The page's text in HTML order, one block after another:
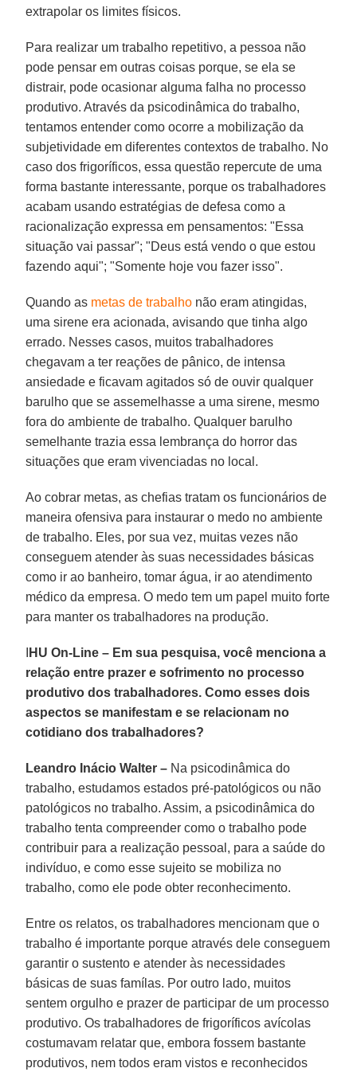
extrapolar os limites físicos.
Para realizar um trabalho repetitivo, a pessoa não
pode pensar em outras coisas porque, se ela se
distrair, pode ocasionar alguma falha no processo
produtivo. Através da psicodinâmica do trabalho,
tentamos entender como ocorre a mobilização da
subjetividade em diferentes contextos de trabalho. No
caso dos frigoríficos, essa questão repercute de uma
forma bastante interessante, porque os trabalhadores
acabam usando estratégias de defesa como a
racionalização expressa em pensamentos: "Essa
situação vai passar"; "Deus está vendo o que estou
fazendo aqui"; "Somente hoje vou fazer isso".
Quando as metas de trabalho não eram atingidas,
uma sirene era acionada, avisando que tinha algo
errado. Nesses casos, muitos trabalhadores
chegavam a ter reações de pânico, de intensa
ansiedade e ficavam agitados só de ouvir qualquer
barulho que se assemelhasse a uma sirene, mesmo
fora do ambiente de trabalho. Qualquer barulho
semelhante trazia essa lembrança do horror das
situações que eram vivenciadas no local.
Ao cobrar metas, as chefias tratam os funcionários de
maneira ofensiva para instaurar o medo no ambiente
de trabalho. Eles, por sua vez, muitas vezes não
conseguem atender às suas necessidades básicas
como ir ao banheiro, tomar água, ir ao atendimento
médico da empresa. O medo tem um papel muito forte
para manter os trabalhadores na produção.
HU On-Line – Em sua pesquisa, você menciona a
relação entre prazer e sofrimento no processo
produtivo dos trabalhadores. Como esses dois
aspectos se manifestam e se relacionam no
cotidiano dos trabalhadores?
Leandro Inácio Walter – Na psicodinâmica do
trabalho, estudamos estados pré-patológicos ou não
patológicos no trabalho. Assim, a psicodinâmica do
trabalho tenta compreender como o trabalho pode
contribuir para a realização pessoal, para a saúde do
indivíduo, e como esse sujeito se mobiliza no
trabalho, como ele pode obter reconhecimento.
Entre os relatos, os trabalhadores mencionam que o
trabalho é importante porque através dele conseguem
garantir o sustento e atender às necessidades
básicas de suas famílas. Por outro lado, muitos
sentem orgulho e prazer de participar de um processo
produtivo. Os trabalhadores de frigoríficos avícolas
costumavam relatar que, embora fossem bastante
produtivos, nem todos eram vistos e reconhecidos